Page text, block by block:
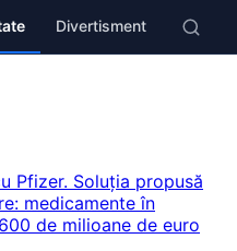
Divertisment Stil de
Pfizer. Soluția propusă
medicamente în
de milioane de euro